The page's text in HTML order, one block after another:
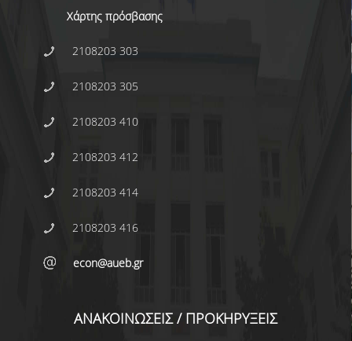
ΕΠΙΣΤΗΜΟΝΙΚΟΙ ΣΥΝΕΡΓΑΤΕΣ
Ε.Τ.Ε.Π
ΔΙΟΙΚΗΤΙΚΟ ΠΡΟΣΩΠΙΚΟ
ΜΗΤΡΩΑ
ΠΡΟΠΤΥΧΙΑΚΕΣ ΣΠΟΥΔΕΣ
ΟΔΗΓΟΣ ΣΠΟΥΔΩΝ
Χάρτης πρόσβασης
2108203 303
2108203 305
2108203 410
2108203 412
2108203 414
2108203 416
econ@aueb.gr
ΑΝΑΚΟΙΝΩΣΕΙΣ / ΠΡΟΚΗΡΥΞΕΙΣ